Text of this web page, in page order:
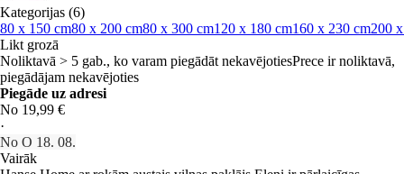
Kategorijas (6)
80 x 150 cm80 x 200 cm80 x 300 cm120 x 180 cm160 x 230 cm200
Likt grozā
Noliktavā > 5 gab., ko varam piegādāt nekavējotiesPrece ir noliktavā,
piegādājam nekavējoties
Piegāde uz adresi
No 19,99 €
·
No O 18. 08.
Vairāk